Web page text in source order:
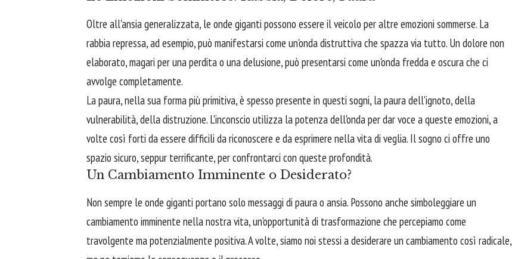
Oltre all'ansia generalizzata, le onde giganti possono essere il veicolo per altre emozioni sommerse. La
rabbia repressa, ad esempio, può manifestarsi come un'onda distruttiva che spazza via tutto. Un dolore non
elaborato, magari per una perdita o una delusione, può presentarsi come un'onda fredda e oscura che ci
avvolge completamente.
La paura, nella sua forma più primitiva, è spesso presente in questi sogni, la paura dell'ignoto, della
vulnerabilità, della distruzione. L'inconscio utilizza la potenza dell'onda per dar voce a queste emozioni, a
volte così forti da essere difficili da riconoscere e da esprimere nella vita di veglia. Il sogno ci offre uno
spazio sicuro, seppur terrificante, per confrontarci con queste profondità.
Un Cambiamento Imminente o Desiderato?
Non sempre le onde giganti portano solo messaggi di paura o ansia. Possono anche simboleggiare un
cambiamento imminente nella nostra vita, un'opportunità di trasformazione che percepiamo come
travolgente ma potenzialmente positiva. A volte, siamo noi stessi a desiderare un cambiamento così radicale,